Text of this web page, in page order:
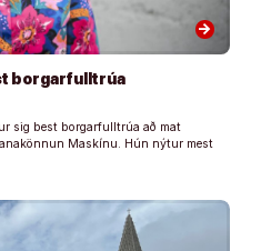
arrow_forward
borgarfulltrúa
sig best borgarfulltrúa að mat
Maskínu. Hún nýtur mest